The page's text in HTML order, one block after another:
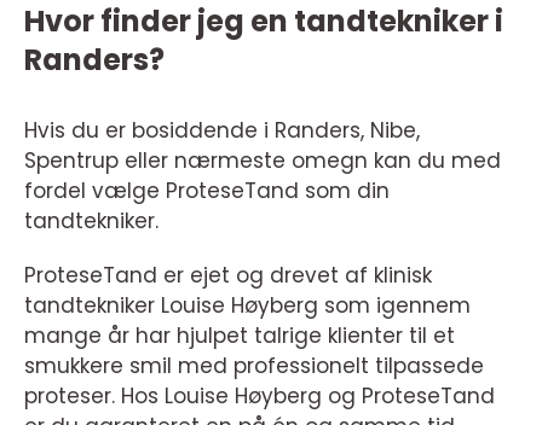
Hvor finder jeg en tandtekniker i
Randers?
Hvis du er bosiddende i Randers, Nibe,
Spentrup eller nærmeste omegn kan du med
fordel vælge ProteseTand som din
tandtekniker.
ProteseTand er ejet og drevet af klinisk
tandtekniker Louise Høyberg som igennem
mange år har hjulpet talrige klienter til et
smukkere smil med professionelt tilpassede
proteser. Hos Louise Høyberg og ProteseTand